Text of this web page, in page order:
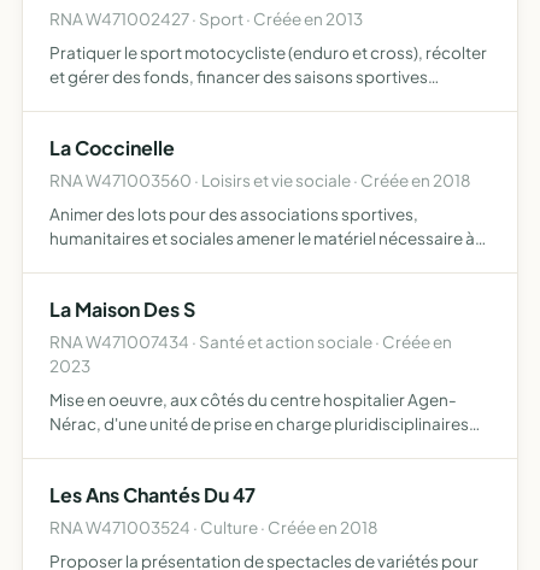
RNA W471002427 · Sport · Créée en 2013
Pratiquer le sport motocycliste (enduro et cross), récolter
et gérer des fonds, financer des saisons sportives
logement, nourritu…
La Coccinelle
RNA W471003560 · Loisirs et vie sociale · Créée en 2018
Animer des lots pour des associations sportives,
humanitaires et sociales amener le matériel nécessaire à
de cel…
La Maison Des S
RNA W471007434 · Santé et action sociale · Créée en
2023
Mise en oeuvre, aux côtés du centre hospitalier Agen-
Nérac, d'une unité de prise en charge pluridisciplinaires
Les Ans Chantés Du 47
RNA W471003524 · Culture · Créée en 2018
Proposer la présentation de spectacles de variétés pour